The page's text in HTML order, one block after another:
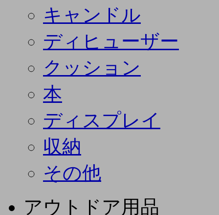
キャンドル
ディヒューザー
クッション
本
ディスプレイ
収納
その他
アウトドア用品